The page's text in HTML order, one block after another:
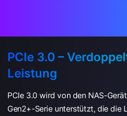
PCIe 3.0 –
Leistung
PCIe 3.0 wird von den NAS-
Gen2+-Serie unterstützt, die die